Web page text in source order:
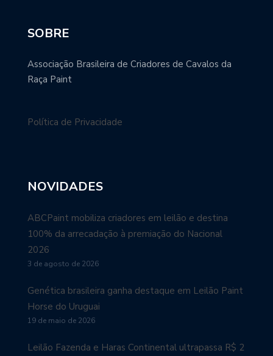
SOBRE
Associação Brasileira de Criadores de Cavalos da
Raça Paint
Política de Privacidade
NOVIDADES
ABCPaint mobiliza criadores em leilão e destina
100% da arrecadação à premiação do Nacional
2026
3 de agosto de 2026
Genética brasileira ganha destaque em Leilão Paint
Horse do Uruguai
19 de maio de 2026
Leilão Fazenda e Haras Continental ultrapassa R$ 2